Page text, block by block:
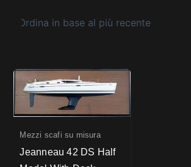
Mezzi scafi su misura
Jeanneau 42 DS Half